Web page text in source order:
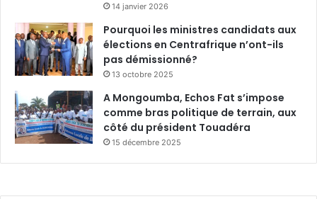
14 janvier 2026
Pourquoi les ministres candidats aux
élections en Centrafrique n’ont-ils
pas démissionné?
13 octobre 2025
A Mongoumba, Echos Fat s’impose
comme bras politique de terrain, aux
côté du président Touadéra
15 décembre 2025